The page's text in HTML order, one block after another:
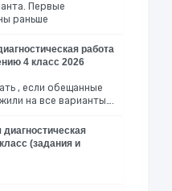
Первые
раньше
работа
4 класс 2026
, если обещанные
на все варианты….
(задания и